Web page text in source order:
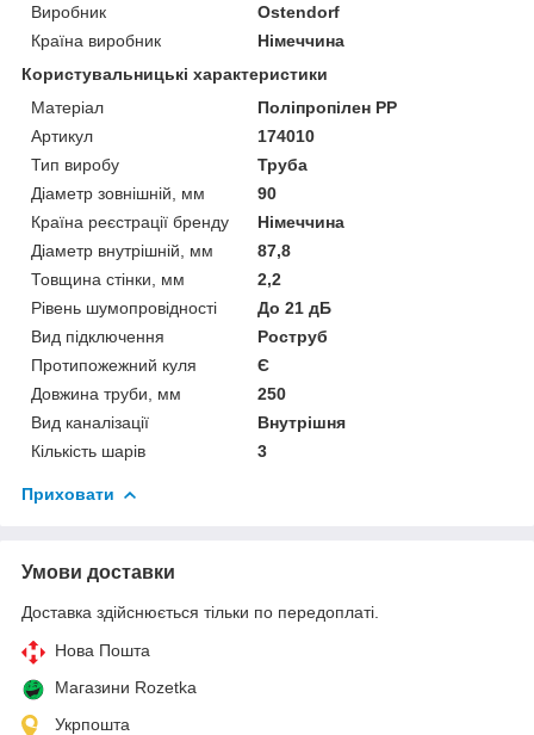
Виробник
Ostendorf
Країна виробник
Німеччина
Користувальницькі характеристики
Матеріал
Поліпропілен PP
Артикул
174010
Тип виробу
Труба
Діаметр зовнішній, мм
90
Країна реєстрації бренду
Німеччина
Діаметр внутрішній, мм
87,8
Товщина стінки, мм
2,2
Рівень шумопровідності
До 21 дБ
Вид підключення
Роструб
Протипожежний куля
Є
Довжина труби, мм
250
Вид каналізації
Внутрішня
Кількість шарів
3
Приховати
Умови доставки
Доставка здійснюється тільки по передоплаті.
Нова Пошта
Магазини Rozetka
Укрпошта